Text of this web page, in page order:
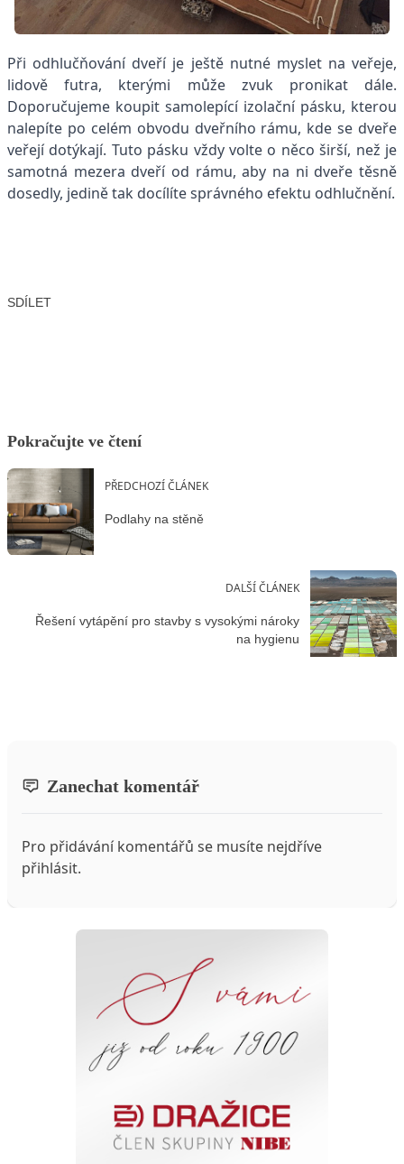
Při odhlučňování dveří je ještě nutné myslet na veřeje,
lidově futra, kterými může zvuk pronikat dále.
Doporučujeme koupit samolepící izolační pásku, kterou
nalepíte po celém obvodu dveřního rámu, kde se dveře
veřejí dotýkají. Tuto pásku vždy volte o něco širší, než je
samotná mezera dveří od rámu, aby na ni dveře těsně
dosedly, jedině tak docílíte správného efektu odhlučnění.
SDÍLET
Pokračujte ve čtení
PŘEDCHOZÍ ČLÁNEK
Podlahy na stěně
DALŠÍ ČLÁNEK
Řešení vytápění pro stavby s vysokými nároky
na hygienu
Zanechat komentář
Pro přidávání komentářů se musíte nejdříve
přihlásit.